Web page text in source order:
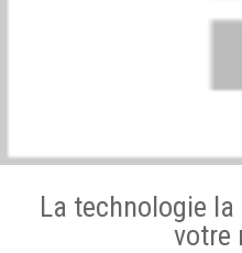
La technologie
votre